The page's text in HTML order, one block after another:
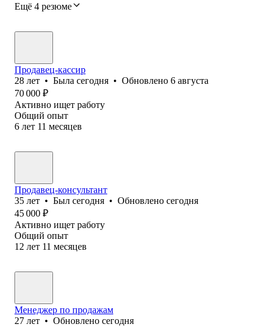
Ещё 4 резюме
Продавец-кассир
28 лет • Была сегодня • Обновлено 6 августа
70 000 ₽
Активно ищет работу
Общий опыт
6 лет 11 месяцев
Продавец-консультант
35 лет • Был сегодня • Обновлено сегодня
45 000 ₽
Активно ищет работу
Общий опыт
12 лет 11 месяцев
Менеджер по продажам
27 лет • Обновлено сегодня